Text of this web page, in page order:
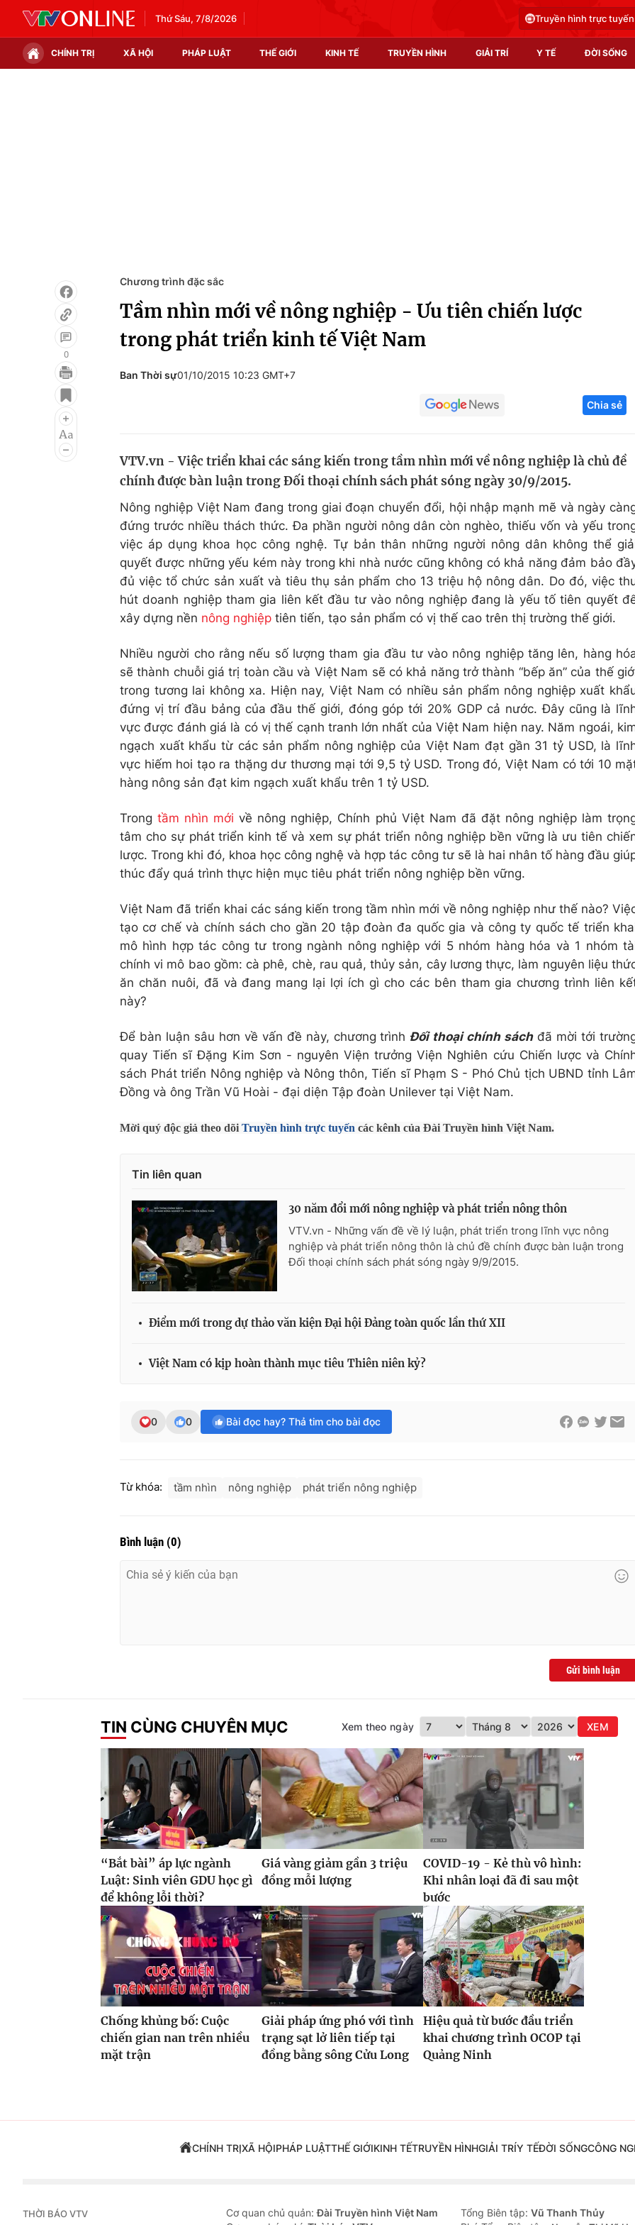
Thứ Sáu, 7/8/2026 Truyền hình trực tuyến
CHÍNH TRỊ XÃ HỘI PHÁP LUẬT THẾ GIỚI KINH TẾ TRUYỀN HÌNH GIẢI TRÍ Y TẾ ĐỜI SỐNG
Infographic
Điện ảnh
Âm nhạc
Chất lượng cuộc sống
Tuyển sinh
Hitech Công
Thị trường
0
Chương trình đặc sắc
Tầm nhìn mới về nông nghiệp - Ưu tiên chiến lược
trong phát triển kinh tế Việt Nam
Ban Thời sự01/10/2015 10:23 GMT+7
Chia sẻ
VTV.vn - Việc triển khai các sáng kiến trong tầm nhìn mới về nông nghiệp là chủ đề
chính được bàn luận trong Đối thoại chính sách phát sóng ngày 30/9/2015.
Nông nghiệp Việt Nam đang trong giai đoạn chuyển đổi, hội nhập mạnh mẽ và ngày
đứng trước nhiều thách thức. Đa phần người nông dân còn nghèo, thiếu vốn và yếu
việc áp dụng khoa học công nghệ. Tự bản thân những người nông dân không thể
quyết được những yếu kém này trong khi nhà nước cũng không có khả năng đảm bảo
đủ việc tổ chức sản xuất và tiêu thụ sản phẩm cho 13 triệu hộ nông dân. Do đó, việc
hút doanh nghiệp tham gia liên kết đầu tư vào nông nghiệp đang là yếu tố tiên quyết
xây dựng nền nông nghiệp tiên tiến, tạo sản phẩm có vị thế cao trên thị trường thế giới.
Nhiều người cho rằng nếu số lượng tham gia đầu tư vào nông nghiệp tăng lên, hàng
sẽ thành chuỗi giá trị toàn cầu và Việt Nam sẽ có khả năng trở thành “bếp ăn” của thế
trong tương lai không xa. Hiện nay, Việt Nam có nhiều sản phẩm nông nghiệp xuất
đứng vị trí đầu bảng của đầu thế giới, đóng góp tới 20% GDP cả nước. Đây cũng là
vực được đánh giá là có vị thế cạnh tranh lớn nhất của Việt Nam hiện nay. Năm ngoái,
ngạch xuất khẩu từ các sản phẩm nông nghiệp của Việt Nam đạt gần 31 tỷ USD, là
vực hiếm hoi tạo ra thặng dư thương mại tới 9,5 tỷ USD. Trong đó, Việt Nam có tới 10
hàng nông sản đạt kim ngạch xuất khẩu trên 1 tỷ USD.
Trongtầm nhìn mới về nông nghiệp, Chính phủ Việt Nam đã đặt nông nghiệp làm
tâm cho sự phát triển kinh tế và xem sự phát triển nông nghiệp bền vững là ưu tiên
lược. Trong khi đó, khoa học công nghệ và hợp tác công tư sẽ là hai nhân tố hàng đầu
thúc đẩy quá trình thực hiện mục tiêu phát triển nông nghiệp bền vững.
Việt Nam đã triển khai các sáng kiến trong tầm nhìn mới về nông nghiệp như thế nào?
tạo cơ chế và chính sách cho gần 20 tập đoàn đa quốc gia và công ty quốc tế triển
mô hình hợp tác công tư trong ngành nông nghiệp với 5 nhóm hàng hóa và 1 nhóm
chính vi mô bao gồm: cà phê, chè, rau quả, thủy sản, cây lương thực, làm nguyên liệu
ăn chăn nuôi, đã và đang mang lại lợi ích gì cho các bên tham gia chương trình liên
này?
Để bàn luận sâu hơn về vấn đề này, chương trình Đối thoại chính sáchđã mời tới
quay Tiến sĩ Đặng Kim Sơn - nguyên Viện trưởng Viện Nghiên cứu Chiến lược và
sách Phát triển Nông nghiệp và Nông thôn, Tiến sĩ Phạm S - Phó Chủ tịch UBND tỉnh
Đồng và ông Trần Vũ Hoài - đại diện Tập đoàn Unilever tại Việt Nam.
Mời quý độc giả theo dõi Truyền hình trực tuyến các kênh của Đài Truyền hình Việt Nam.
Tin liên quan
30 năm đổi mới nông nghiệp và phát triển nông thôn
VTV.vn - Những vấn đề về lý luận, phát triển trong lĩnh vực nông
nghiệp và phát triển nông thôn là chủ đề chính được bàn luận trong
Đối thoại chính sách phát sóng ngày 9/9/2015.
Điểm mới trong dự thảo văn kiện Đại hội Đảng toàn quốc lần thứ XII
Việt Nam có kịp hoàn thành mục tiêu Thiên niên kỷ?
0 0 Bài đọc hay? Thả tim cho bài đọc
Từ khóa: tầm nhìn nông nghiệp phát triển nông nghiệp
Bình luận (0)
Gửi bình luận
TIN CÙNG CHUYÊN MỤC Xem theo ngày XEM
“Bắt bài” áp lực ngành
Luật: Sinh viên GDU học gì
để không lỗi thời?
Giá vàng giảm gần 3 triệu
đồng mỗi lượng
COVID-19 - Kẻ thù vô hình:
Khi nhân loại đã đi sau một
bước
Chống khủng bố: Cuộc
chiến gian nan trên nhiều
mặt trận
Giải pháp ứng phó với tình
trạng sạt lở liên tiếp tại
đồng bằng sông Cửu Long
Hiệu quả từ bước đầu triển
khai chương trình OCOP tại
Quảng Ninh
CHÍNH TRỊXÃ HỘIPHÁP LUẬTTHẾ GIỚIKINH TẾTRUYỀN HÌNHGIẢI TRÍY TẾĐỜI SỐNGCÔNG
THỜI BÁO VTV Cơ quan chủ quản:Đài Truyền hình Việt Nam
Tổng Biên tập: Vũ Thanh Thủy